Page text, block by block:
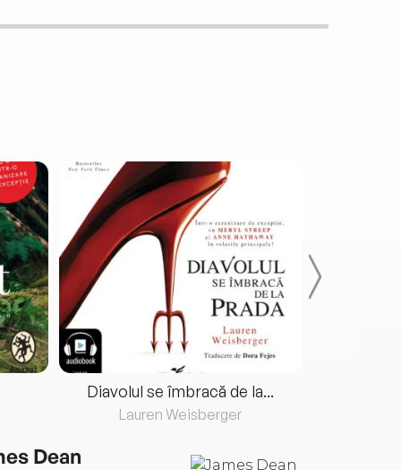
Diavolul se îmbracă de la...
Lauren Weisberger
Dean